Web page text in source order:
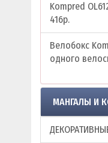
Kompred
416р.
Велобокс
одного
МАНГАЛЫ И